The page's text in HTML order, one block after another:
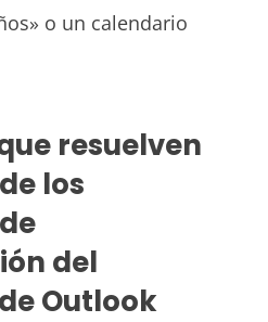
o un calendario
resuelven
los
del
Outlook